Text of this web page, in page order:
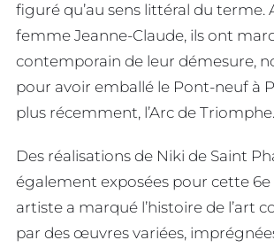
figuré qu’au sens littéral du terme.
femme Jeanne-Claude, ils ont
contemporain de leur démesure,
pour avoir emballé le Pont-neuf à
plus récemment, l’Arc de Triomphe.
Des réalisations de Niki de Saint
également exposées pour cette
artiste a marqué l’histoire de l’art
par des œuvres variées,